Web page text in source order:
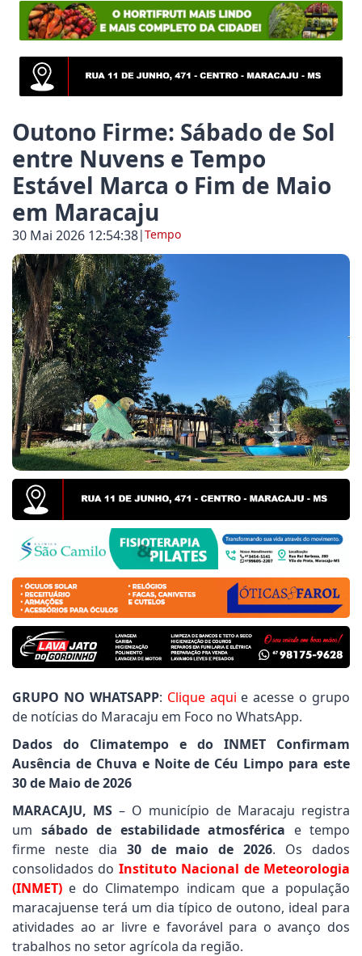
nada com a reforma tributária que começa em
destaca a importância cultural e turística da
inicia ações de conscientização e
amplia acesso ao planejamento familiar e
Maracaju registra 50º acidente de trânsito no
em drones cresce 146% em Mato Grosso
destaca importância da dança na formação de
Povo pede limpeza de terrenos do Polo
Guilhermina: Vereador Joãozinho Rocha
Jogos Abertos de Mato Grosso do Sul é
Outono Firme: Sábado de Sol
entre Nuvens e Tempo
Estável Marca o Fim de Maio
em Maracaju
30 Mai 2026 12:54:38|Tempo
GRUPO NO WHATSAPP: Clique aqui e acesse o grupo
de notícias do Maracaju em Foco no WhatsApp.
Dados do Climatempo e do INMET Confirmam
Ausência de Chuva e Noite de Céu Limpo para este
30 de Maio de 2026
MARACAJU, MS – O município de Maracaju registra
um sábado de estabilidade atmosférica e tempo
firme neste dia 30 de maio de 2026. Os dados
consolidados do Instituto Nacional de Meteorologia
(INMET) e do Climatempo indicam que a população
maracajuense terá um dia típico de outono, ideal para
atividades ao ar livre e favorável para o avanço dos
trabalhos no setor agrícola da região.